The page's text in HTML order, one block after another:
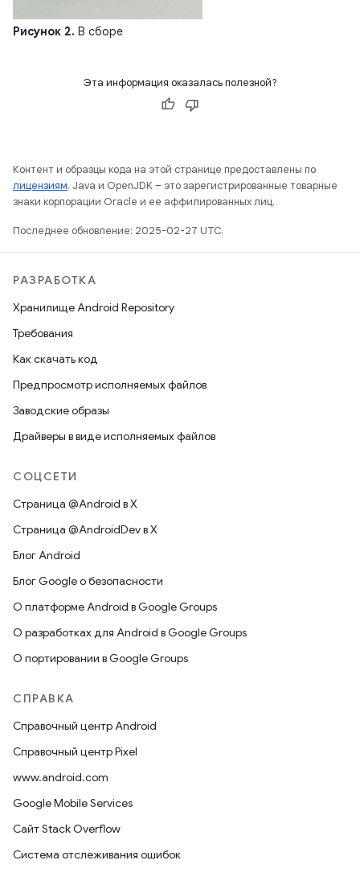
Рисунок 2. В сборе
Эта информация оказалась полезной?
Контент и образцы кода на этой странице предоставлены по
лицензиям. Java и OpenJDK – это зарегистрированные товарные
знаки корпорации Oracle и ее аффилированных лиц.
Последнее обновление: 2025-02-27 UTC.
РАЗРАБОТКА
Хранилище Android Repository
Требования
Как скачать код
Предпросмотр исполняемых файлов
Заводские образы
Драйверы в виде исполняемых файлов
СОЦСЕТИ
Страница @Android в X
Страница @AndroidDev в X
Блог Android
Блог Google о безопасности
О платформе Android в Google Groups
О разработках для Android в Google Groups
О портировании в Google Groups
СПРАВКА
Справочный центр Android
Справочный центр Pixel
www.android.com
Google Mobile Services
Сайт Stack Overflow
Система отслеживания ошибок